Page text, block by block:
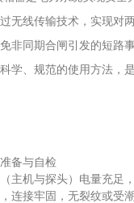
无线传输技术，实现对
非同期合闸引发的短路
科学、规范的使用方法，
备与自检
机与探头）电量充足，
连接牢固，无裂纹或受